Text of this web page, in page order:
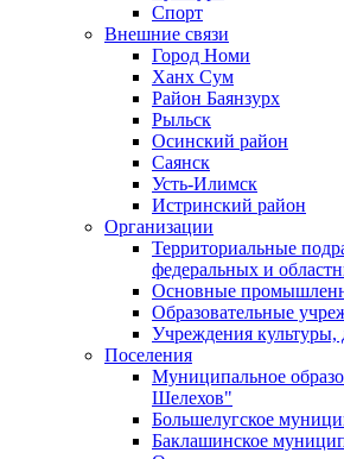
Спорт
Внешние связи
Город Номи
Ханх Сум
Район Баянзурх
Рыльск
Осинский район
Саянск
Усть-Илимск
Истринский район
Организации
Территориальные
федеральных и
Основные
Образовательные
Учреждения культуры,
Поселения
Муниципальное
Шелехов"
Большелугское
Баклашинское